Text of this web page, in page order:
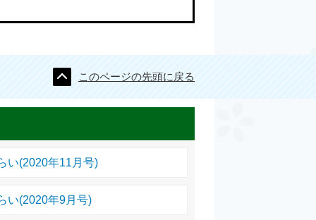
このページの先頭に戻る
い(2020年11月号)
い(2020年9月号)